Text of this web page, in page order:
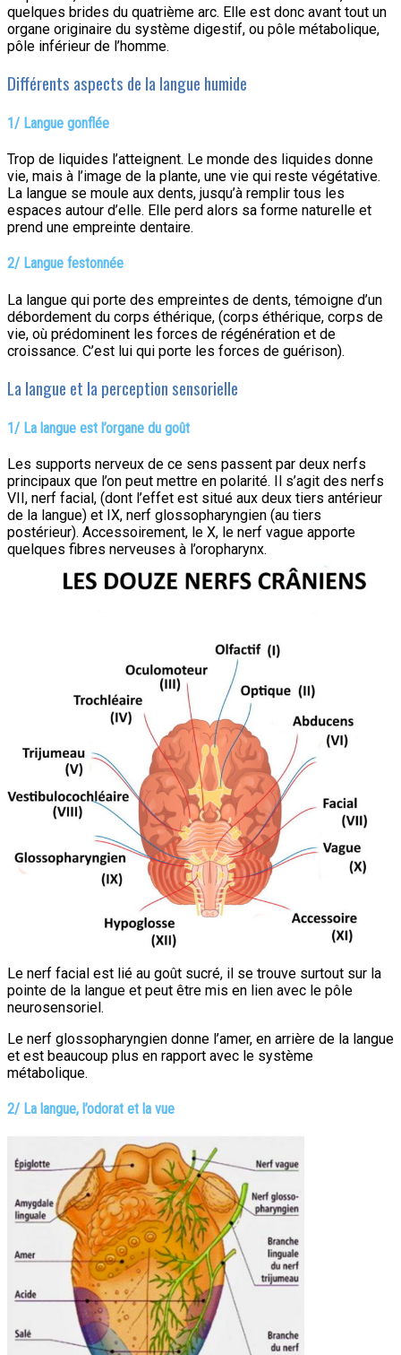
quelques brides du quatrième arc. Elle est donc avant tout un
organe originaire du système digestif, ou pôle métabolique,
pôle inférieur de l’homme.
Différents aspects de la langue humide
1/ Langue gonflée
Trop de liquides l’atteignent. Le monde des liquides donne
vie, mais à l’image de la plante, une vie qui reste végétative.
La langue se moule aux dents, jusqu’à remplir tous les
espaces autour d’elle. Elle perd alors sa forme naturelle et
prend une empreinte dentaire.
2/ Langue festonnée
La langue qui porte des empreintes de dents, témoigne d’un
débordement du corps éthérique, (corps éthérique, corps de
vie, où prédominent les forces de régénération et de
croissance. C’est lui qui porte les forces de guérison).
La langue et la perception sensorielle
1/ La langue est l’organe du goût
Les supports nerveux de ce sens passent par deux nerfs
principaux que l’on peut mettre en polarité. Il s’agit des nerfs
VII, nerf facial, (dont l’effet est situé aux deux tiers antérieur
de la langue) et IX, nerf glossopharyngien (au tiers
postérieur). Accessoirement, le X, le nerf vague apporte
quelques fibres nerveuses à l’oropharynx.
Le nerf facial est lié au goût sucré, il se trouve surtout sur la
pointe de la langue et peut être mis en lien avec le pôle
neurosensoriel.
Le nerf glossopharyngien donne l’amer, en arrière de la langue
et est beaucoup plus en rapport avec le système
métabolique.
2/ La langue, l’odorat et la vue